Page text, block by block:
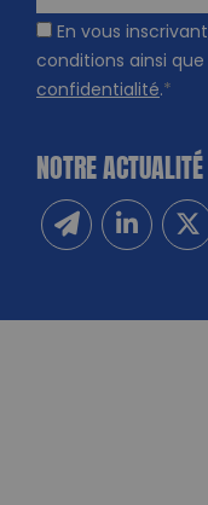
En vous
conditions ainsi
confidentialité.*
NOTRE